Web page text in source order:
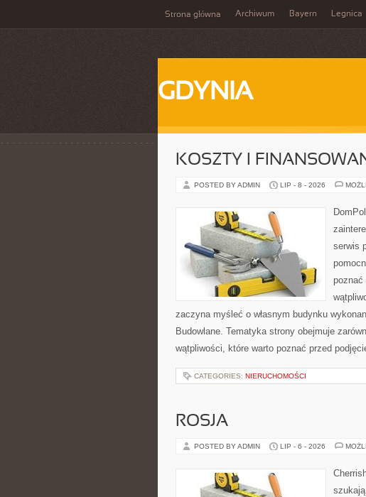
Strona główna Archiwum Bayern Legnica
GDYNIA
KOSZTY I
POSTED BY ADMIN LIP - 8 - 2026
serwis
poznać
zaczyna myśleć o własnym budynku
Budowlane. Tematyka strony obejmuje
wątpliwości, które warto poznać przed
CATEGORIES: NIERUCHOMOŚCI
ROSJA
POSTED BY ADMIN LIP - 6 - 2026